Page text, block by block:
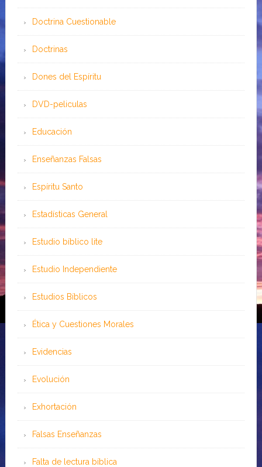
Doctrina Cuestionable
Doctrinas
Dones del Espíritu
DVD-peliculas
Educación
Enseñanzas Falsas
Espíritu Santo
Estadísticas General
Estudio bíblico lite
Estudio Independiente
Estudios Bíblicos
Ética y Cuestiones Morales
Evidencias
Evolución
Exhortación
Falsas Enseñanzas
Falta de lectura bíblica